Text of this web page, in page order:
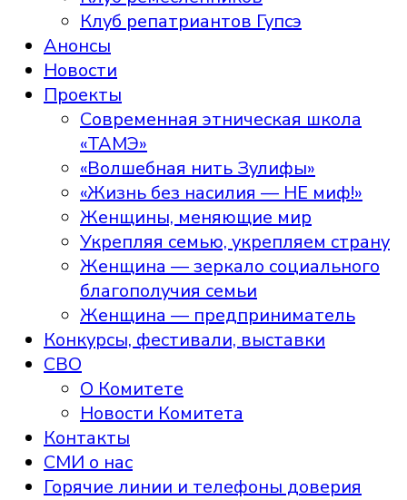
Клуб репатриантов Гупсэ
Анонсы
Новости
Проекты
Современная этническая школа
«ТАМЭ»
«Волшебная нить Зулифы»
«Жизнь без насилия — НЕ миф!»
Женщины, меняющие мир
Укрепляя семью, укрепляем страну
Женщина — зеркало социального
благополучия семьи
Женщина — предприниматель
Конкурсы, фестивали, выставки
СВО
О Комитете
Новости Комитета
Контакты
СМИ о нас
Горячие линии и телефоны доверия